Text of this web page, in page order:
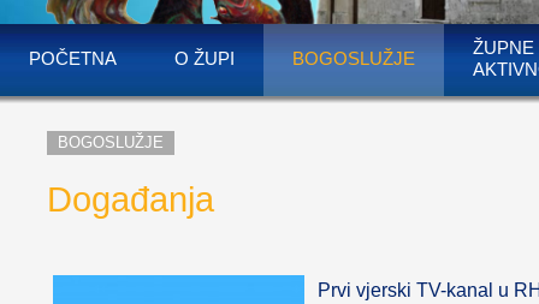
POČETNA O ŽUPI BOGOSLUŽJE
ŽUPNE
BOGOSLUŽJE
Događanja
Prvi vjerski TV-kanal u